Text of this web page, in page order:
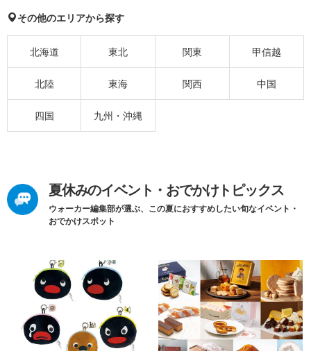
その他のエリアから探す
北海道 東北 関東 甲信越
北陸 東海 関西 中国
四国 九州・沖縄
夏休みのイベント・おでかけトピックス
ウォーカー編集部が選ぶ、この夏におすすめしたい旬なイベント・
おでかけスポット